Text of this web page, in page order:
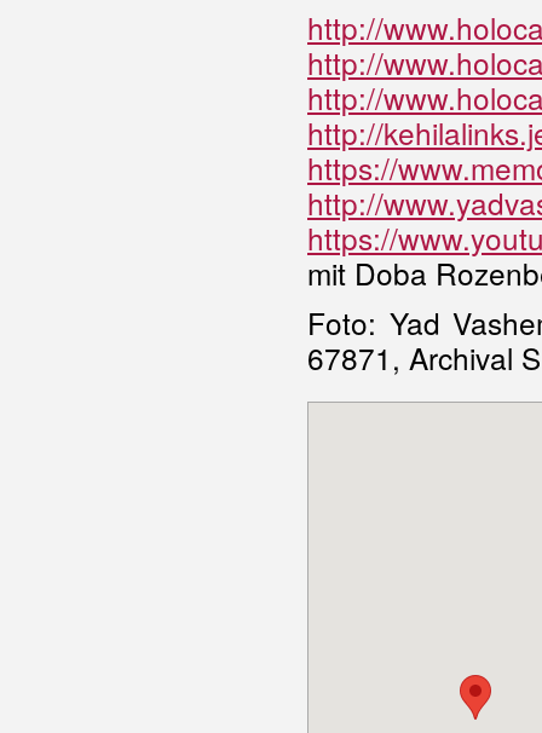
http://
http://
http://
http://
https://
http://
https://
mit Doba
Foto: Yad
67871, Archival